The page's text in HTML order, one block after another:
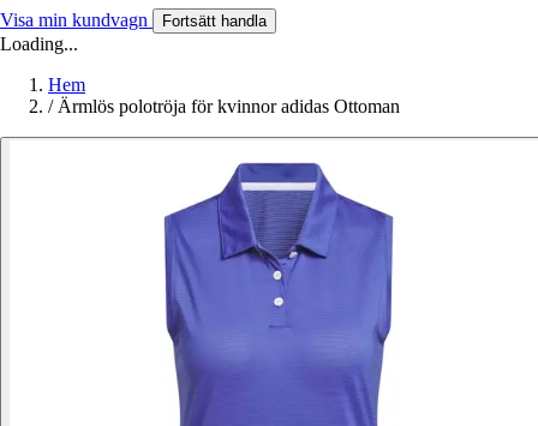
Visa min kundvagn Fortsätt handla
Loading...
Hem
/ Ärmlös polotröja för kvinnor adidas Ottoman